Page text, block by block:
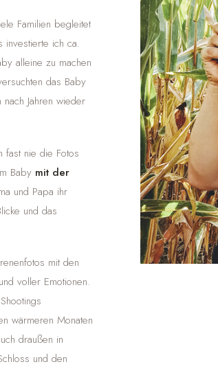
Familien begleitet
investierte ich ca.
alleine zu machen
das Baby
Jahren wieder
fast nie die Fotos
Baby mit der
und Papa ihr
und das
mit den
voller Emotionen.
wärmeren Monaten
draußen in
und den